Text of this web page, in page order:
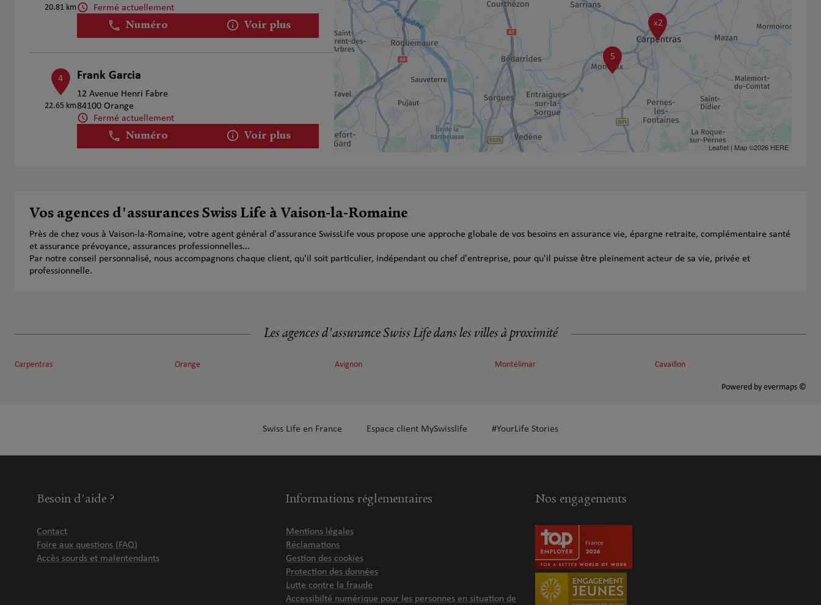
20.81 km
Fermé actuellement
Numéro Voir plus
4
22.65 km
Frank Garcia
12 Avenue Henri Fabre
84100 Orange
Fermé actuellement
Numéro Voir plus
24.07 km
11 Impasse Des Romarins
84170 Monteux
Fermé actuellement
Numéro Voir plus
5
x2
Leaflet| Map ©2026 HERE
Vos agences d'assurances Swiss Life à Vaison-la-Romaine
Près de chez vous à Vaison-la-Romaine, votre agent général d'assurance SwissLife vous propose une approche globale de vos besoins en assurance vie, épargne retraite, complémentaire santé
et assurance prévoyance, assurances professionnelles...
Par notre conseil personnalisé, nous accompagnons chaque client, qu'il soit particulier, indépendant ou chef d'entreprise, pour qu'il puisse être pleinement acteur de sa vie, privée et
professionnelle.
Les agences d'assurance Swiss Life dans les villes à proximité
Carpentras Orange Avignon Montélimar Cavaillon
Powered by evermaps ©
Swiss Life en France Espace client MySwisslife #YourLife Stories
Besoin d'aide ?
Contact
Foire aux questions (FAQ)
Accès sourds et malentendants
Informations réglementaires
Mentions légales
Réclamations
Gestion des cookies
Protection des données
Lutte contre la fraude
Accessibilté numérique pour les personnes en situation de
Nos engagements